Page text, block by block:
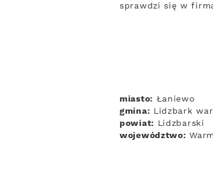
sprawdzi się w
miasto: Łaniewo
gmina: Lidzbark
powiat: Lidzbarski
województwo: